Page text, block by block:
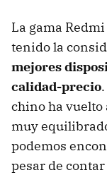
La gama
tenido la
mejores
calidad-precio
chino ha
muy
podemos
pesar de